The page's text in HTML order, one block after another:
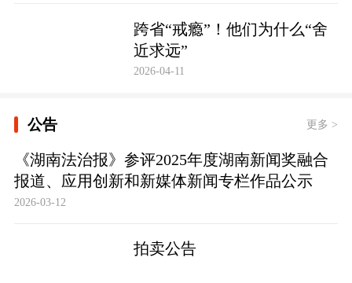
跨省“戒瘾”！他们为什么“舍
近求远”
2026-04-11
公告 更多 >
《湖南法治报》参评2025年度湖南新闻奖融合
报道、应用创新和新媒体新闻专栏作品公示
2026-03-12
拍卖公告